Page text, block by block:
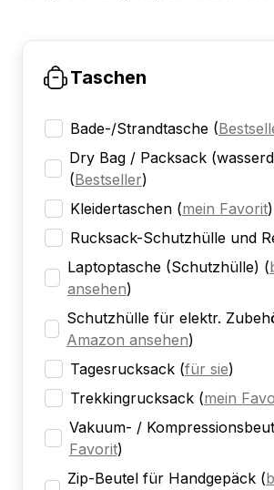
Taschen
Bade-/Strandtasche (
Dry Bag / Packsack
(Bestseller)
Kleidertaschen (mein Favorit)
Rucksack-Schutzhülle und
Laptoptasche (Schutzhülle) (
ansehen)
Schutzhülle für elektr.
Amazon ansehen)
Tagesrucksack (für sie)
Trekkingrucksack (mein
Vakuum- /
Favorit)
Zip-Beutel für Handgepäck (